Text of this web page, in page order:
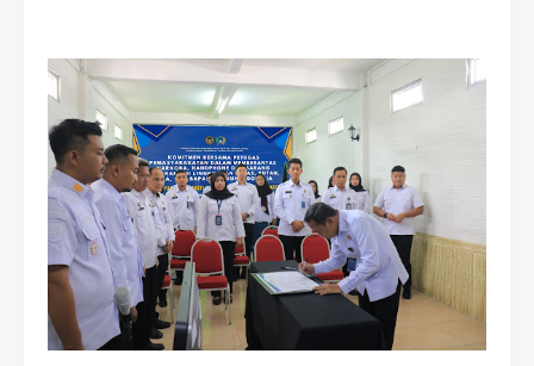
e
m
i
u
m
B
y
R
a
u
s
a
n